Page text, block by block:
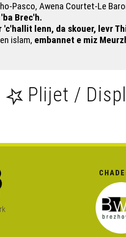
Pasco, Awena Courtet-Le
Brec'h.
lenn, da skouer, levr
islam, embannet e miz
Plijet /